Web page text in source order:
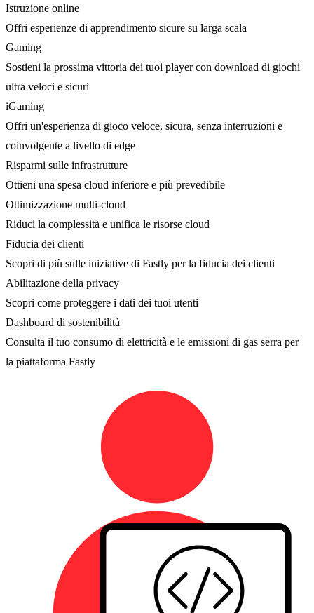
Istruzione online
Offri esperienze di apprendimento sicure su larga scala
Gaming
Sostieni la prossima vittoria dei tuoi player con download di giochi
ultra veloci e sicuri
iGaming
Offri un'esperienza di gioco veloce, sicura, senza interruzioni e
coinvolgente a livello di edge
Risparmi sulle infrastrutture
Ottieni una spesa cloud inferiore e più prevedibile
Ottimizzazione multi-cloud
Riduci la complessità e unifica le risorse cloud
Fiducia dei clienti
Scopri di più sulle iniziative di Fastly per la fiducia dei clienti
Abilitazione della privacy
Scopri come proteggere i dati dei tuoi utenti
Dashboard di sostenibilità
Consulta il tuo consumo di elettricità e le emissioni di gas serra per
la piattaforma Fastly